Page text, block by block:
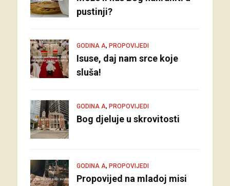
pustinji?
GODINA A, PROPOVIJEDI
Isuse, daj nam srce koje
sluša!
GODINA A, PROPOVIJEDI
Bog djeluje u skrovitosti
GODINA A, PROPOVIJEDI
Propovijed na mladoj misi